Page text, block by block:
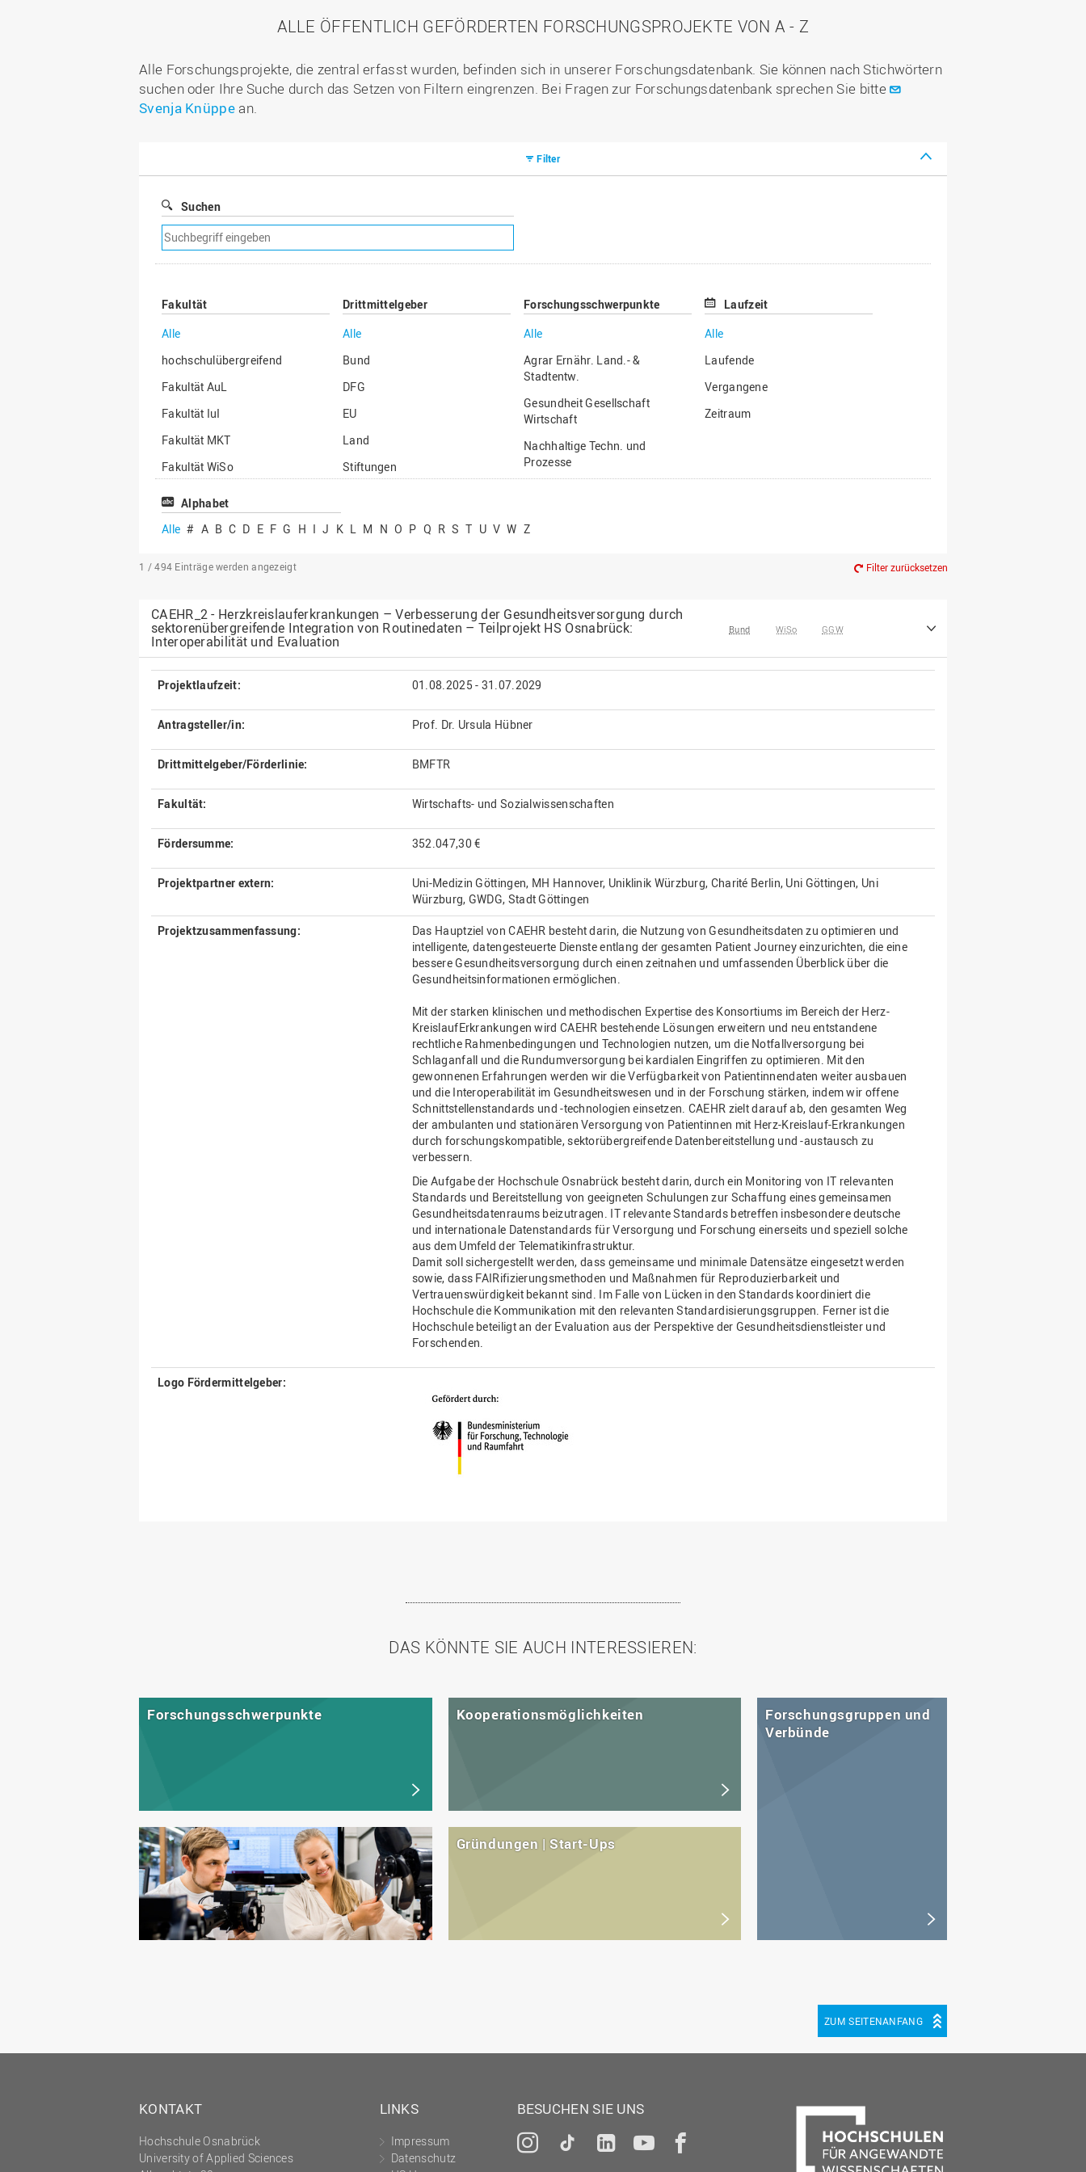
ALLE ÖFFENTLICH GEFÖRDERTEN FORSCHUNGSPROJEKTE VON A - Z
Alle Forschungsprojekte, die zentral erfasst wurden, befinden sich in unserer Forschungsdatenbank. Sie können nach Stichwörtern
suchen oder Ihre Suche durch das Setzen von Filtern eingrenzen. Bei Fragen zur Forschungsdatenbank sprechen Sie bitte
Svenja Knüppean.
Filter
Suchen
Suchfilter
entfernen
Fakultät
Alle
hochschulübergreifend
Fakultät AuL
Fakultät IuI
Fakultät MKT
Fakultät WiSo
Institut für Musik
Drittmittelgeber
Alle
Bund
DFG
EU
Land
Stiftungen
Forschungsschwerpunkte
Alle
Agrar Ernähr. Land.- &
Stadtentw.
Gesundheit Gesellschaft
Wirtschaft
Nachhaltige Techn. und
Prozesse
Laufzeit
Alle
Laufende
Vergangene
Zeitraum
Alphabet
Alle # A B C D E F G H I J K L M N O P Q R S T U V W Z
1 / 494 Einträge werden angezeigt Filter zurücksetzen
CAEHR_2 - Herzkreislauferkrankungen – Verbesserung der Gesundheitsversorgung durch
sektorenübergreifende Integration von Routinedaten – Teilprojekt HS Osnabrück:
Interoperabilität und Evaluation
Bund WiSo GGW
Projektlaufzeit: 01.08.2025 - 31.07.2029
Antragsteller/in: Prof. Dr. Ursula Hübner
Drittmittelgeber/Förderlinie: BMFTR
Fakultät: Wirtschafts- und Sozialwissenschaften
Fördersumme: 352.047,30 €
Projektpartner extern:
Uni-Medizin Göttingen, MH Hannover, Uniklinik Würzburg, Charité Berlin, Uni Göttingen, Uni
Würzburg, GWDG, Stadt Göttingen
Projektzusammenfassung:
Das Hauptziel von CAEHR besteht darin, die Nutzung von Gesundheitsdaten zu optimieren und
intelligente, datengesteuerte Dienste entlang der gesamten Patient Journey einzurichten, die eine
bessere Gesundheitsversorgung durch einen zeitnahen und umfassenden Überblick über die
Gesundheitsinformationen ermöglichen.
Mit der starken klinischen und methodischen Expertise des Konsortiums im Bereich der Herz-
KreislaufErkrankungen wird CAEHR bestehende Lösungen erweitern und neu entstandene
rechtliche Rahmenbedingungen und Technologien nutzen, um die Notfallversorgung bei
Schlaganfall und die Rundumversorgung bei kardialen Eingriffen zu optimieren. Mit den
gewonnenen Erfahrungen werden wir die Verfügbarkeit von Patientinnendaten weiter ausbauen
und die Interoperabilität im Gesundheitswesen und in der Forschung stärken, indem wir offene
Schnittstellenstandards und -technologien einsetzen. CAEHR zielt darauf ab, den gesamten Weg
der ambulanten und stationären Versorgung von Patientinnen mit Herz-Kreislauf-Erkrankungen
durch forschungskompatible, sektorübergreifende Datenbereitstellung und -austausch zu
verbessern.
Die Aufgabe der Hochschule Osnabrück besteht darin, durch ein Monitoring von IT relevanten
Standards und Bereitstellung von geeigneten Schulungen zur Schaffung eines gemeinsamen
Gesundheitsdatenraums beizutragen. IT relevante Standards betreffen insbesondere deutsche
und internationale Datenstandards für Versorgung und Forschung einerseits und speziell solche
aus dem Umfeld der Telematikinfrastruktur.
Damit soll sichergestellt werden, dass gemeinsame und minimale Datensätze eingesetzt werden
sowie, dass FAIRifizierungsmethoden und Maßnahmen für Reproduzierbarkeit und
Vertrauenswürdigkeit bekannt sind. Im Falle von Lücken in den Standards koordiniert die
Hochschule die Kommunikation mit den relevanten Standardisierungsgruppen. Ferner ist die
Hochschule beteiligt an der Evaluation aus der Perspektive der Gesundheitsdienstleister und
Forschenden.
Logo Fördermittelgeber:
DAS KÖNNTE SIE AUCH INTERESSIEREN:
Forschungsschwerpunkte Kooperationsmöglichkeiten
Gründungen | Start-Ups
Forschungsgruppen und
Verbünde
ZUM SEITENANFANG
KONTAKT
Hochschule Osnabrück
University of Applied Sciences
LINKS
Impressum
Datenschutz
BESUCHEN SIE UNS
Instagram
TiktokLinkedInYouTube